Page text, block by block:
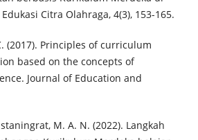
Citra Olahraga, 4(3), 153-165.
(2017). Principles of curriculum
based on the concepts of
Journal of Education and
M. A. N. (2022). Langkah